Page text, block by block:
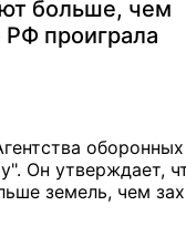
больше, чем
РФ проиграла
Он утверждает,
земель, чем